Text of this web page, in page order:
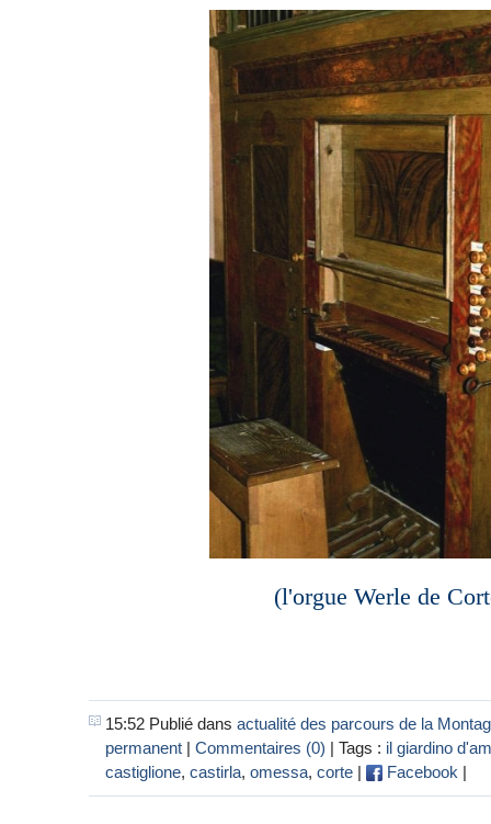
(l'orgue Werle de
15:52 Publié dans actualité des parcours de la
permanent | Commentaires (0) | Tags : il giardino
castiglione, castirla, omessa, corte | Facebook |